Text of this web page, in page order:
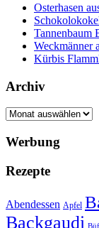
Osterhasen
Tannenbaum
Weckmänner
Kürbis
Archiv
Archiv
Werbung
Rezepte
Abendessen Apfel
Backgaudi